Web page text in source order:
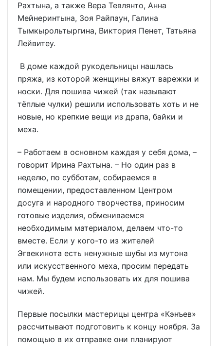
Рахтына, а также Вера Тевлянто, Анна
Мейнеринтына, Зоя Райпаун, Галина
Тымкырольтыргина, Виктория Пенет, Татьяна
Лейвитеу.
В доме каждой рукодельницы нашлась
пряжа, из которой женщины вяжут варежки и
носки. Для пошива чижей (так называют
тёплые чулки) решили использовать хоть и не
новые, но крепкие вещи из драпа, байки и
меха.
– Работаем в основном каждая у себя дома, –
говорит Ирина Рахтына. – Но один раз в
неделю, по субботам, собираемся в
помещении, предоставленном Центром
досуга и народного творчества, приносим
готовые изделия, обмениваемся
необходимым материалом, делаем что-то
вместе. Если у кого-то из жителей
Эгвекинота есть ненужные шубы из мутона
или искусственного меха, просим передать
нам. Мы будем использовать их для пошива
чижей.
Первые посылки мастерицы центра «Кэнъев»
рассчитывают подготовить к концу ноября. За
помощью в их отправке они планируют